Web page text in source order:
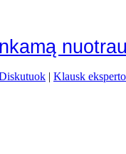
| Klausk eksperto